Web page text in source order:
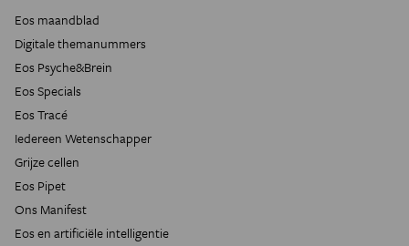
Eos maandblad
Digitale themanummers
Eos Psyche&Brein
Eos Specials
Eos Tracé
Iedereen Wetenschapper
Grijze cellen
Eos Pipet
Ons Manifest
Eos en artificiële intelligentie